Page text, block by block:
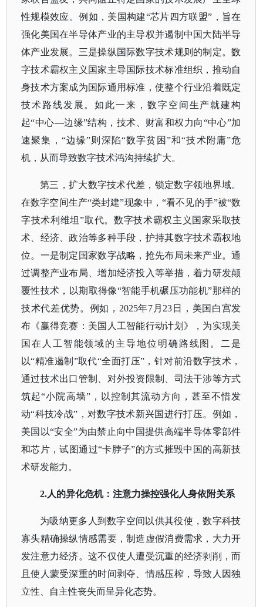
性规模效应。例如，美国构建“芯片四方联盟”，旨在
强化美国在半导体产业的主导权并遏制中国大陆半导
体产业发展。三是操纵国际数字技术规则的制定。数
字技术霸权主义国家主导国际技术标准组织，推动自
身技术方案成为国际通用标准，使整个行业沿着既定
技术路线发展。如此一来，数字空间生产就建构
起“中心—边缘”结构，技术、财富和权力向“中心”加
速聚集，“边缘”则深陷“数字贫困”和“技术附庸”危
机，从而导致数字技术鸿沟持续扩大。
第三，扩大数字技术代差，锁定数字领地界域。
在数字空间生产“类封建”现象中，“看不见的手”被“数
字技术利维坦”取代。数字技术霸权主义国家采取技
术、经济、政治等多种手段，护持其数字技术霸权地
位。一是制定国家数字战略，抢先布局未来产业。通
过调整产业布局、增加经济投入等举措，着力研发颠
覆性技术，以期取得像“智能手机碾压功能机”那样的
技术代差优势。例如，2025年7月23日，美国白宫发
布《赢得竞赛：美国人工智能行动计划》，为实现美
国在人工智能领域的主导地位明确路线图。二是
以“精准遏制”取代“全面打压”，针对前沿数字技术，
通过技术出口管制、对外投资限制、司法干涉等方式
筑起“小院高墙”，以控制其流动方向，甚至不惜发
动“科技冷战”，对数字技术新兴国进行打压。例如，
美国以“安全”为由禁止向中国提供高端半导体零部件
和芯片，试图通过“卡脖子”的方式摧毁中国的高新技
术研发能力。
2.人的异化危机：注意力操控强化人身依附关系
为吸纳更多人到数字空间以供其役使，数字科技
寡头精确操纵情感需要，制造虚假消费需求，大力开
发注意力经济。这不仅使人遭受沉重的经济剥削，而
且使人蒙受深重的时间剥夺、情感压榨，导致人因独
立性、自主性丧失而呈异化态势。